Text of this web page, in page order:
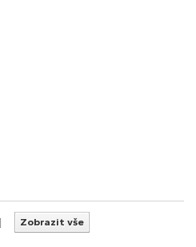
Zobrazit vše